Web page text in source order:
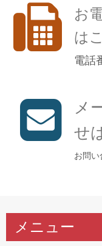
お
は
電話
メ
せ
お問い
メニュー